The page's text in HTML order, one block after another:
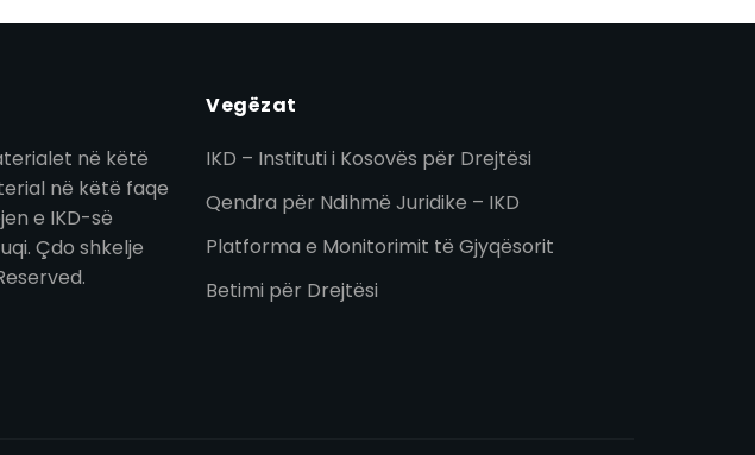
në këtë
në këtë faqe
e IKD-së
Çdo shkelje
Vegëzat
IKD – Instituti i Kosovës për Drejtësi
Qendra për Ndihmë Juridike – IKD
Platforma e Monitorimit të Gjyqësorit
Betimi për Drejtësi